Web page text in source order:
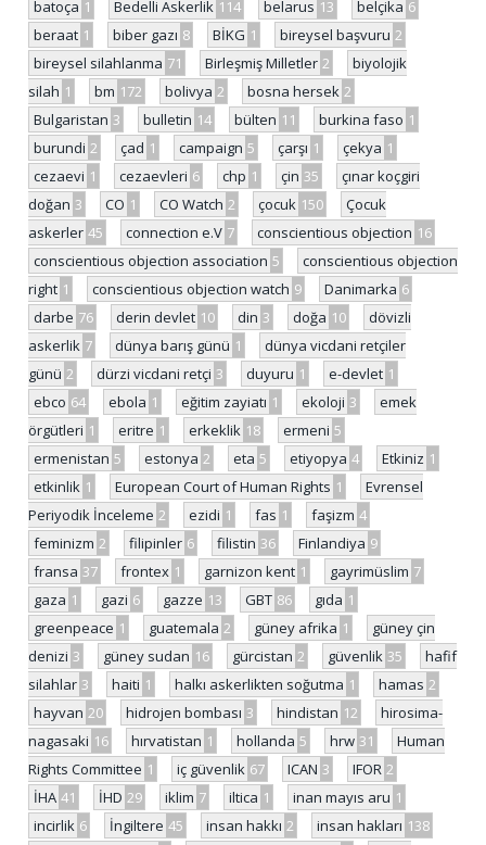
batoça 1 Bedelli Askerlik 114 belarus 13 belçika 6
beraat 1 biber gazı 8 BİKG 1 bireysel başvuru 2
bireysel silahlanma 71 Birleşmiş Milletler 2
biyolojik
silah 1 bm 172 bolivya 2 bosna hersek 2
Bulgaristan 3 bulletin 14 bülten 11 burkina faso 1
burundi 2 çad 1 campaign 5 çarşı 1 çekya 1
cezaevi 1 cezaevleri 6 chp 1 çin 35
çınar koçgiri
doğan 3 CO 1 CO Watch 2 çocuk 150
Çocuk
askerler 45 connection e.V 7 conscientious objection 16
conscientious objection association 5
conscientious objection
right 1 conscientious objection watch 9 Danimarka 6
darbe 76 derin devlet 10 din 3 doğa 10
dövizli
askerlik 7 dünya barış günü 1
dünya vicdani retçiler
günü 2 dürzi vicdani retçi 3 duyuru 1 e-devlet 1
ebco 64 ebola 1 eğitim zayiatı 1 ekoloji 3
emek
örgütleri 1 eritre 1 erkeklik 18 ermeni 5
ermenistan 5 estonya 2 eta 5 etiyopya 4 Etkiniz 1
etkinlik 1 European Court of Human Rights 1
Evrensel
Periyodik İnceleme 2 ezidi 1 fas 1 faşizm 4
feminizm 2 filipinler 6 filistin 36 Finlandiya 9
fransa 37 frontex 1 garnizon kent 1 gayrimüslim 7
gaza 1 gazi 6 gazze 13 GBT 86 gıda 1
greenpeace 1 guatemala 2 güney afrika 1
güney çin
denizi 3 güney sudan 16 gürcistan 2 güvenlik 35
hafif
silahlar 3 haiti 1 halkı askerlikten soğutma 1 hamas 2
hayvan 20 hidrojen bombası 3 hindistan 12
hirosima-
nagasaki 16 hırvatistan 1 hollanda 5 hrw 31
Human
Rights Committee 1 iç güvenlik 67 ICAN 3 IFOR 2
İHA 41 İHD 29 iklim 7 iltica 1 inan mayıs aru 1
incirlik 6 İngiltere 45 insan hakkı 2 insan hakları 138